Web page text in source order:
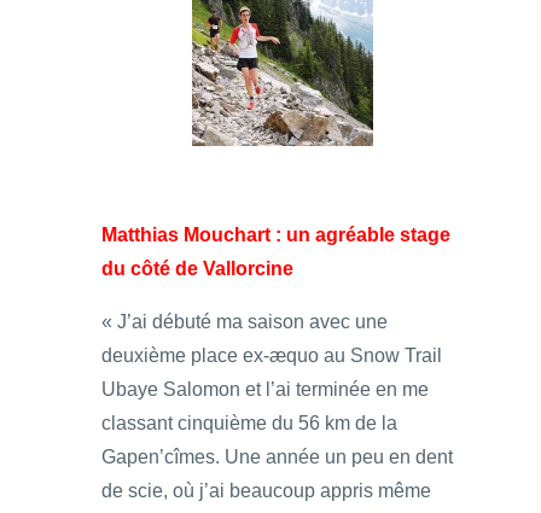
Matthias Mouchart : un agréable stage
du côté de Vallorcine
« J’ai débuté ma saison avec une
deuxième place ex-æquo au Snow Trail
Ubaye Salomon et l’ai terminée en me
classant cinquième du 56 km de la
Gapen’cîmes. Une année un peu en dent
de scie, où j’ai beaucoup appris même